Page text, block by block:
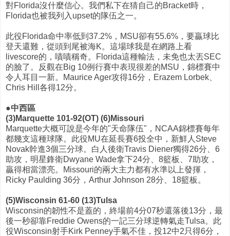
對Florida沒什麼信心。我們私下在猜自己的Bracket時，
Florida也被我列入upset的隊伍之一。
此役Florida命中率低到37.2%，MSU卻有55.6%，要贏球比
登天還難，從頭到尾被海K。這場球我是在網路上看
livescore的，嘖嘖稱奇。Florida這種輸法，未免也太丟SEC
的臉了。反觀在Big 10例行賽中表現很差的MSU，錦標賽中
令人耳目一新。Maurice Ager攻得16分，Erazem Lorbek、
Chris Hill各得12分。
●中西區
(3)Marquette 101-92(OT) (6)Missouri
Marquette大概可說是今年的"天命隊伍"，NCAA錦標賽每年
都幾支這種球隊。此役MU在延長賽6投全中，新鮮人Steve
Novak幹進3個三分球。白人後衛Travis Diener獨得26分、6
助攻，明星鋒衛Dwyane Wade拿下24分、8籃板、7助攻，
贏得相當漂亮。Missouri的兩大主力都有水準以上發揮，
Ricky Paulding 36分，Arthur Johnson 28分、18籃板。
(5)Wisconsin 61-60 (13)Tulsa
Wisconsin的韌性不是蓋的，終場前4分07秒還落後13分，最
後一秒卻靠Freddie Owens的一記三分球逆轉氣走Tulsa。此
役Wisconsin射手Kirk Penney手氣不佳，投12中2只得6分，